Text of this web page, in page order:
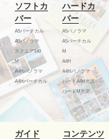
ソフトカ
バー
A5バーチカル
A5パノラマ
スクエア140
M
A4Hパノラマ
A4Hバーチカル
ハードカ
バー
A5パノラマ
A5バーチカル
M
A4H
A4Hパノラマ
ハードA4H光沢
ハードM光沢
ガイド コンテンツ